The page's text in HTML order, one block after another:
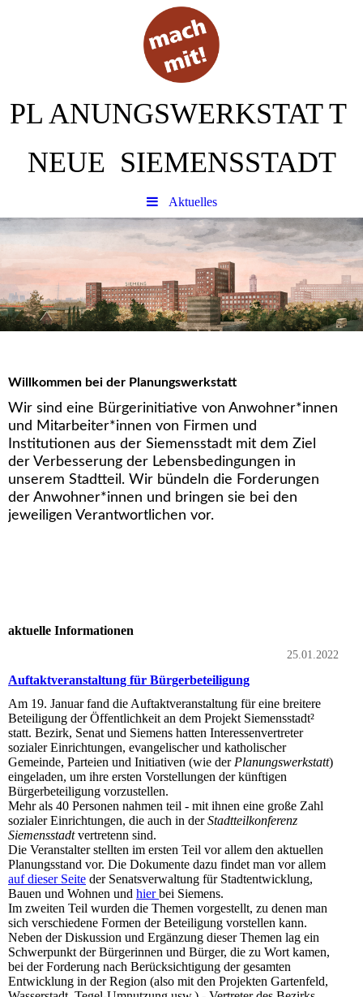
PL ANUNGSWERKSTAT T
NEUE SIEMENSSTADT
Aktuelles
Willkommen bei der Planungswerkstatt
Wir sind eine Bürgerinitiative von Anwohner*innen
und Mitarbeiter*innen von Firmen und
Institutionen aus der Siemensstadt mit dem Ziel
der Verbesserung der Lebensbedingungen in
unserem Stadtteil. Wir bündeln die Forderungen
der Anwohner*innen und bringen sie bei den
jeweiligen Verantwortlichen vor.
aktuelle Informationen
25.01.2022
Auftaktveranstaltung für Bürgerbeteiligung
Am 19. Januar fand die Auftaktveranstaltung für eine breitere
Beteiligung der Öffentlichkeit an dem Projekt Siemensstadt²
statt. Bezirk, Senat und Siemens hatten Interessenvertreter
sozialer Einrichtungen, evangelischer und katholischer
Gemeinde, Parteien und Initiativen (wie der Planungswerkstatt)
eingeladen, um ihre ersten Vorstellungen der künftigen
Bürgerbeteiligung vorzustellen.
Mehr als 40 Personen nahmen teil - mit ihnen eine große Zahl
sozialer Einrichtungen, die auch in derStadtteilkonferenz
Siemensstadtvertretenn sind.
Die Veranstalter stellten im ersten Teil vor allem den aktuellen
Planungsstand vor. Die Dokumente dazu findet man vor allem
auf dieser Seite der Senatsverwaltung für Stadtentwicklung,
Bauen und Wohnen und hierbei Siemens.
Im zweiten Teil wurden die Themen vorgestellt, zu denen man
sich verschiedene Formen der Beteiligung vorstellen kann.
Neben der Diskussion und Ergänzung dieser Themen lag ein
Schwerpunkt der Bürgerinnen und Bürger, die zu Wort kamen,
bei der Forderung nach Berücksichtigung der gesamten
Entwicklung in der Region (also mit den Projekten Gartenfeld,